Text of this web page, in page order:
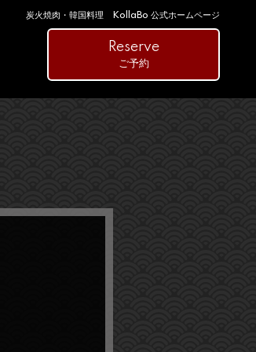
炭火焼肉・韓国料理 KollaBo 公式ホームページ
Reserve
ご予約